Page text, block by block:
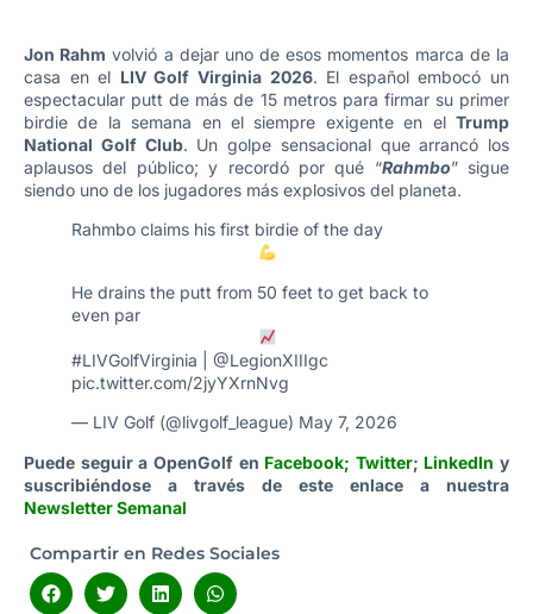
Jon Rahm volvió a dejar uno de esos momentos marca de la
casa en el LIV Golf Virginia 2026. El español embocó un
espectacular putt de más de 15 metros para firmar su primer
birdie de la semana en el siempre exigente en el Trump
National Golf Club. Un golpe sensacional que arrancó los
aplausos del público; y recordó por qué “Rahmbo” sigue
siendo uno de los jugadores más explosivos del planeta.
Rahmbo claims his first birdie of the day
He drains the putt from 50 feet to get back to
even par
#LIVGolfVirginia
@LegionXIIIgc
pic.twitter.com/2jyYXrnNvg
— LIV Golf (@livgolf_league) May 7, 2026
Puede seguir a OpenGolf en Facebook; Twitter; LinkedIn y
suscribiéndose a través de este enlace a nuestra
Newsletter Semanal
Compartir en Redes Sociales